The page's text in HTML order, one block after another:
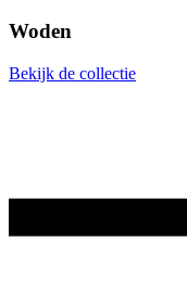
Woden
Bekijk de collectie